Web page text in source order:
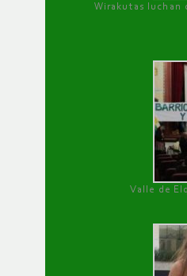
Wirakutas luchan
Valle de